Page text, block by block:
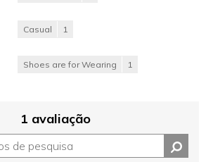
Casual 1
Shoes are for Wearing 1
1 avaliação